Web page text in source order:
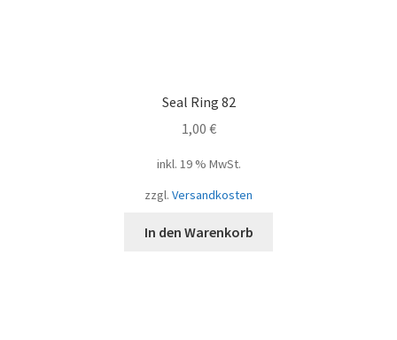
Seal Ring 82
1,00 €
inkl. 19 % MwSt.
zzgl. Versandkosten
In den Warenkorb